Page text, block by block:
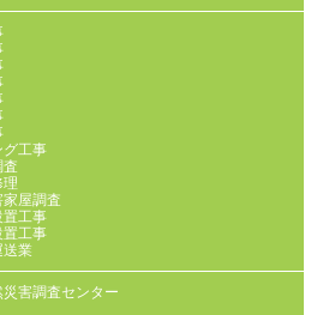
グ工事
査
理
家屋調査
置工事
置工事
送業
災害調査センター